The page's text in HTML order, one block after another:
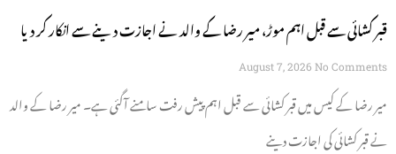
قبر کشائی سے قبل اہم موڑ، میر رضا کے والد نے اجازت دینے سے انکار کر دیا
August 7, 2026 No Comments
میر رضا کے کیس میں قبر کشائی سے قبل اہم پیش رفت سامنے آگئی ہے۔ میر رضا کے والد
نے قبر کشائی کی اجازت دینے